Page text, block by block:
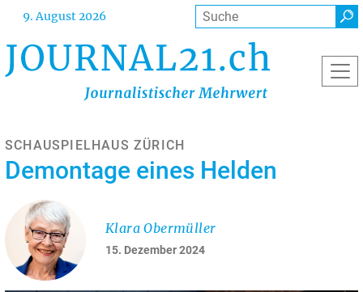
Direkt
Inhalt
9. August 2026 Suche
SCHAUSPIELHAUS ZÜRICH
Demontage eines Helden
15. Dezember 2024
Klara Obermüller